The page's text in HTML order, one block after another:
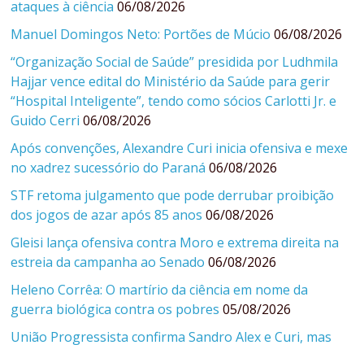
ataques à ciência 06/08/2026
Manuel Domingos Neto: Portões de Múcio 06/08/2026
“Organização Social de Saúde” presidida por Ludhmila
Hajjar vence edital do Ministério da Saúde para gerir
“Hospital Inteligente”, tendo como sócios Carlotti Jr. e
Guido Cerri 06/08/2026
Após convenções, Alexandre Curi inicia ofensiva e mexe
no xadrez sucessório do Paraná 06/08/2026
STF retoma julgamento que pode derrubar proibição
dos jogos de azar após 85 anos 06/08/2026
Gleisi lança ofensiva contra Moro e extrema direita na
estreia da campanha ao Senado 06/08/2026
Heleno Corrêa: O martírio da ciência em nome da
guerra biológica contra os pobres 05/08/2026
União Progressista confirma Sandro Alex e Curi, mas